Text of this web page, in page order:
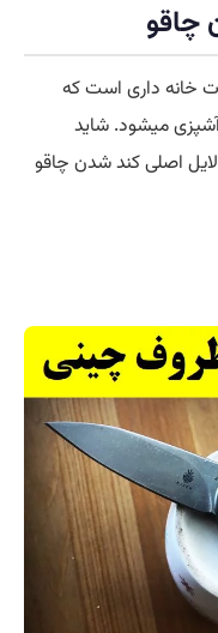
چاقو
خانه داری است که
میشود. شاید
اصلی کند شدن چاقو